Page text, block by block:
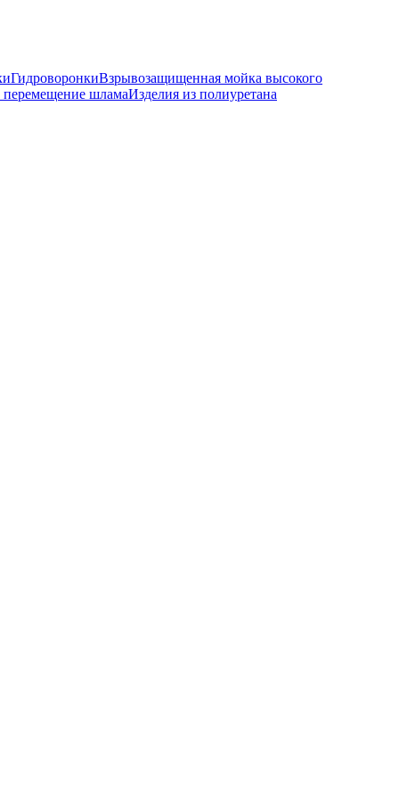
ГидроворонкиВзрывозащищенная мойка высокого
шламаИзделия из полиуретана